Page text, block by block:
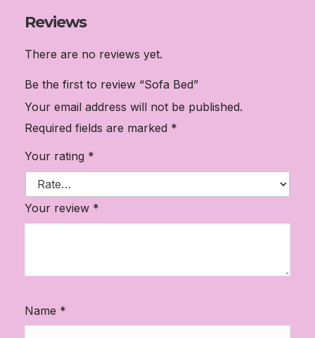
Reviews
There are no reviews yet.
Be the first to review “Sofa Bed”
Your email address will not be published.
Required fields are marked *
Your rating *
Your review *
Name *